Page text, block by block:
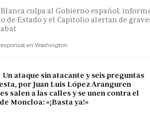
culpa al Gobierno español,
de Estado y el Capitolio alertan de
en Washington
Un ataque sin atacante y seis preguntas
por Juan Luis López Aranguren
salen a las calles y se unen contra el
Moncloa: «¡Basta ya!»